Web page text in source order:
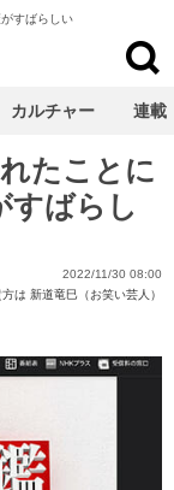
すばらしい
たことに
すばらし
2022/11/30 08:00
は 新道竜巳（お笑い芸人）
カルチャー 連載